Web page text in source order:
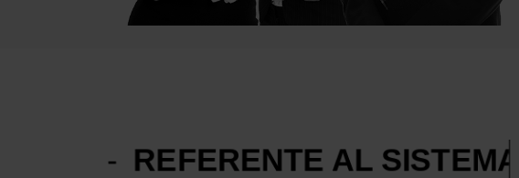
- REFERENTE AL SISTEMA